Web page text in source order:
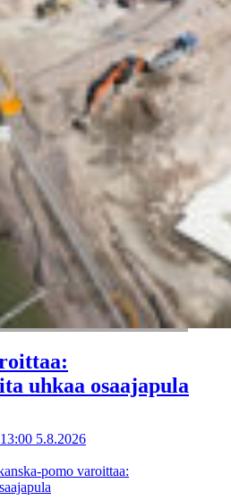
uhkaa osaajapula
5.8.2026
pomo varoittaa: